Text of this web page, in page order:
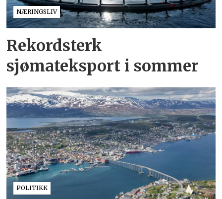
NÆRINGSLIV
Rekordsterk
sjømateksport i sommer
POLITIKK